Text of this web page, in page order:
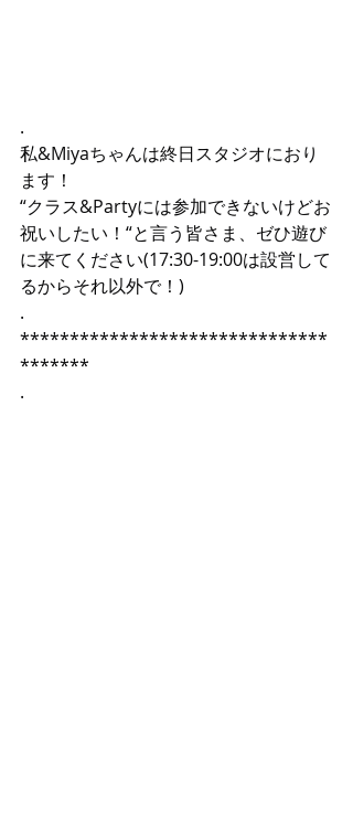
.
私&Miyaちゃんは終日スタジオにおり
ます！
“クラス&Partyには参加できないけどお
祝いしたい！“と言う皆さま、ゼひ遊び
に来てください(17:30-19:00は設営して
るからそれ以外で！)
.
*******************************
*******
.